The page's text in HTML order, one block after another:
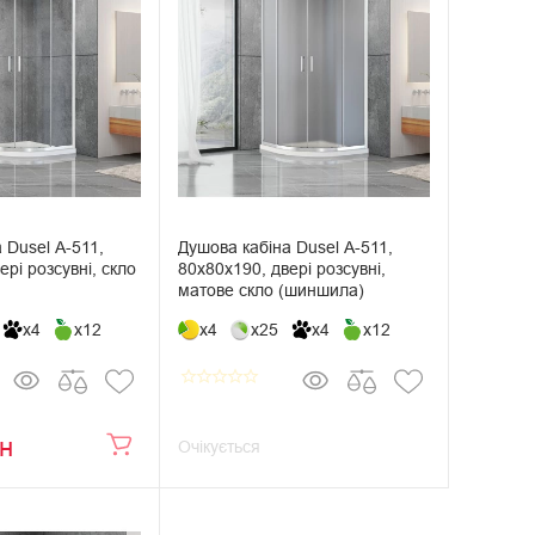
Dusel А-511,
розсувні, скло
x4 x12
Душова кабіна Dusel А-511,
80х80х190, двері розсувні,
матове скло (шиншила)
x4 x25 x4 x12
star_borderstar_borderstar_borderstar_borderstar_border
Очікується